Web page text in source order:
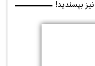
بپسندید!